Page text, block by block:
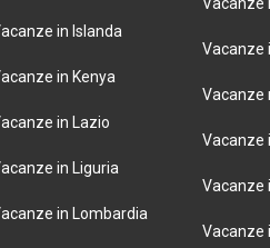
in Islanda
in Kenya
in Lazio
in Liguria
in Lombardia
Vacanze
Vacanze
Vacanze
Vacanze
Vacanze